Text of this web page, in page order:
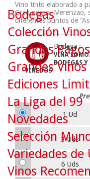
Vino tinto elaborado a
Grao negro, Merenzao,
diferentes puntos de
Bodega :
VIÑA
BODEGAS Y
VIÑEDOS
1 Ud
3 Uds
6 Uds
Bodegas
Colección
Grandes
Grandes
Ediciones
La Liga del 99
Novedades
Selección
Variedades de
Vinos